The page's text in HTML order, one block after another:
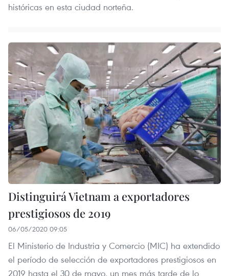
históricas en esta ciudad norteña.
Distinguirá Vietnam a exportadores
prestigiosos de 2019
06/05/2020 09:05
El Ministerio de Industria y Comercio (MIC) ha extendido
el período de selección de exportadores prestigiosos en
2019 hasta el 30 de mayo, un mes más tarde de lo